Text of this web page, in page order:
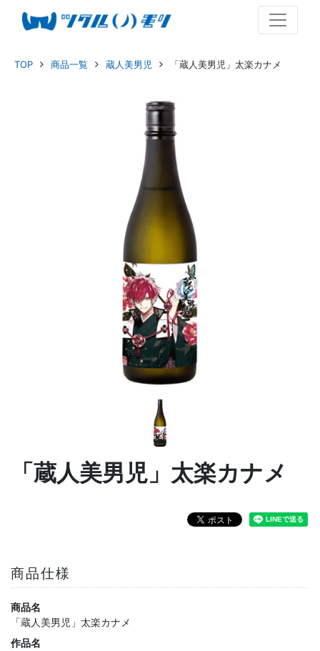
TOP 商品一覧 蔵人美男児 「蔵人美男児」太楽カナメ
「蔵人美男児」太楽カナメ
商品仕様
商品名
「蔵人美男児」太楽カナメ
作品名